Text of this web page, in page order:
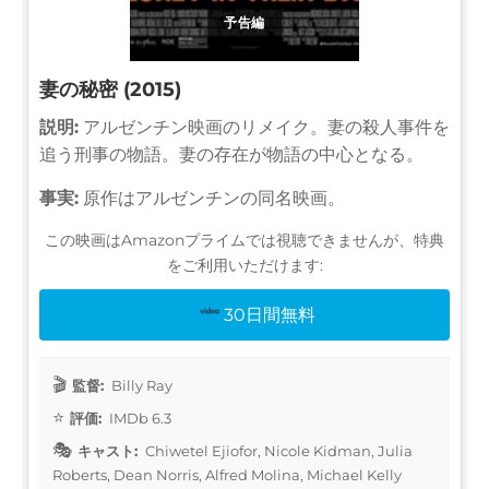
予告編
妻の秘密 (2015)
説明: アルゼンチン映画のリメイク。妻の殺人事件を
追う刑事の物語。妻の存在が物語の中心となる。
事実: 原作はアルゼンチンの同名映画。
この映画はAmazonプライムでは視聴できませんが、特典
をご利用いただけます:
30日間無料
監督: Billy Ray
評価: IMDb 6.3
キャスト: Chiwetel Ejiofor, Nicole Kidman, Julia
Roberts, Dean Norris, Alfred Molina, Michael Kelly